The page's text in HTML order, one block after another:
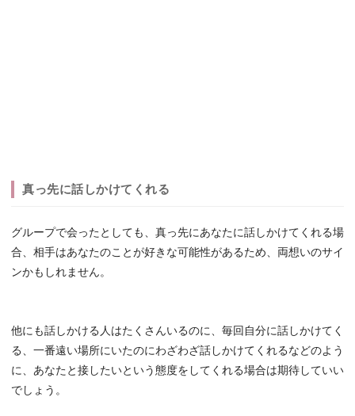
真っ先に話しかけてくれる
グループで会ったとしても、真っ先にあなたに話しかけてくれる場
合、相手はあなたのことが好きな可能性があるため、両想いのサイ
ンかもしれません。
他にも話しかける人はたくさんいるのに、毎回自分に話しかけてく
る、一番遠い場所にいたのにわざわざ話しかけてくれるなどのよう
に、あなたと接したいという態度をしてくれる場合は期待していい
でしょう。